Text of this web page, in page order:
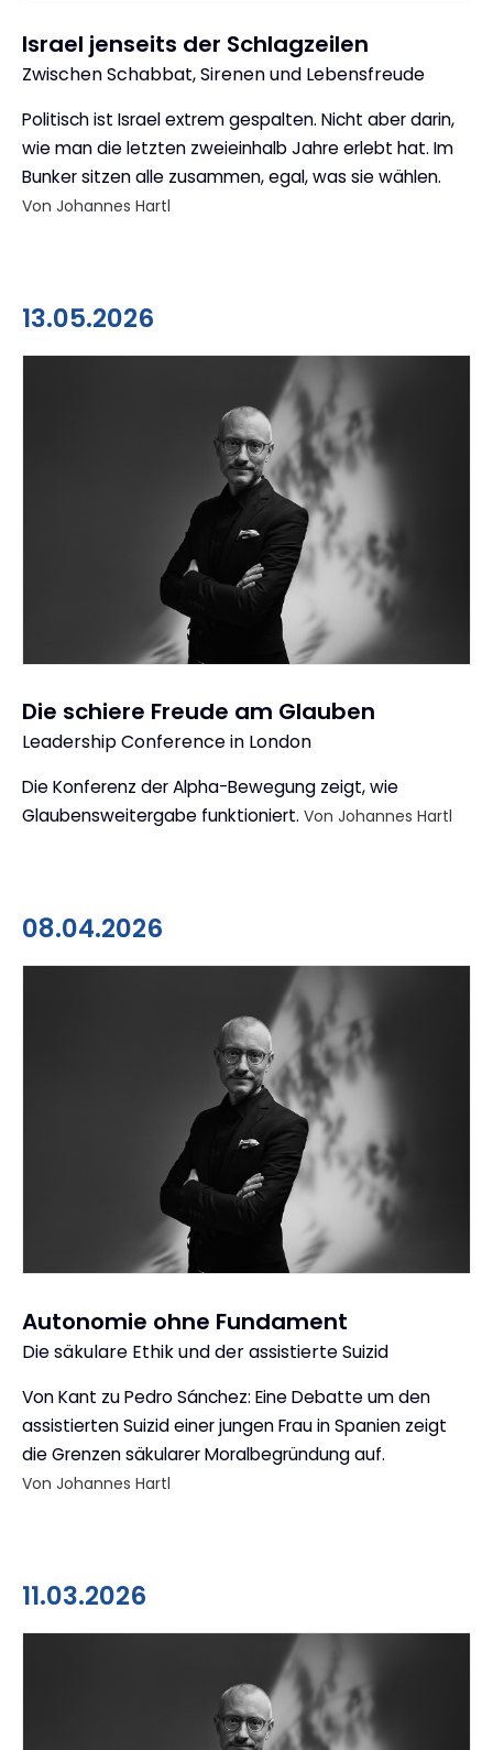
Israel jenseits der Schlagzeilen
:
Zwischen Schabbat, Sirenen und Lebensfreude
Politisch ist Israel extrem gespalten. Nicht aber darin,
wie man die letzten zweieinhalb Jahre erlebt hat. Im
Bunker sitzen alle zusammen, egal, was sie wählen.
Von Johannes Hartl
13.05.2026
Die schiere Freude am Glauben
:
Leadership Conference in London
Die Konferenz der Alpha-Bewegung zeigt, wie
Glaubensweitergabe funktioniert. Von Johannes Hartl
08.04.2026
Autonomie ohne Fundament
:
Die säkulare Ethik und der assistierte Suizid
Von Kant zu Pedro Sánchez: Eine Debatte um den
assistierten Suizid einer jungen Frau in Spanien zeigt
die Grenzen säkularer Moralbegründung auf.
Von Johannes Hartl
11.03.2026